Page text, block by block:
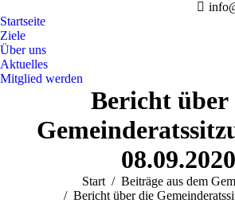
Startseite
Ziele
Über uns
Aktuelles
Mitglied werden
Bericht über
08.09.2020
Sie befinden sich hier:
Start
Beiträge aus dem
Bericht über die